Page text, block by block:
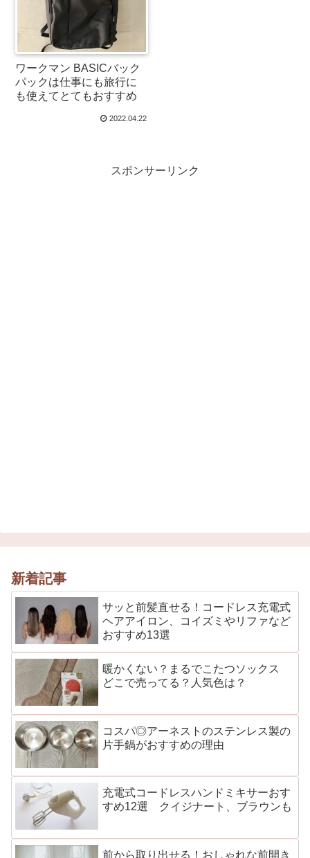
ワークマン BASICバック
パックは仕事にも旅行に
も使えてとてもおすすめ
2022.04.22
スポンサーリンク
新着記事
サッと前髪直せる！コードレス充電式
ヘアアイロン、コイズミやリファなど
おすすめ13選
暖かくない？まるでこたつソックス
どこで売ってる？人気色は？
コスパ◎アーネストのステンレス製の
片手鍋がおすすめの理由
充電式コードレスハンドミキサーおす
すめ12選 クイジナート、ブラウンも
前から取り出せる！おしゃれな前開き